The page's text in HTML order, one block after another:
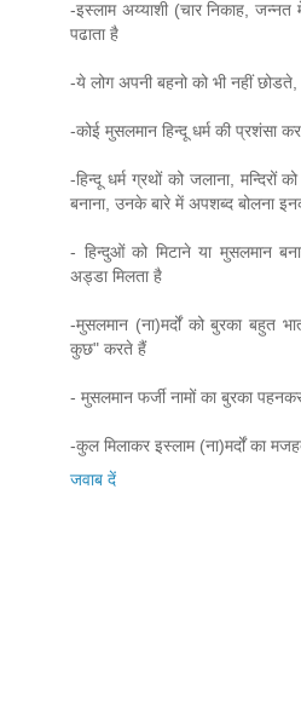
-इस्लाम अय्याशी (चार निकाह,
पढाता है
-ये लोग अपनी बहनो को भी नहीं
-कोई मुसलमान हिन्दू धर्म की प्रशंसा
-हिन्दू धर्म ग्रथों को जलाना,
बनाना, उनके बारे में अपशब्द बोलना
- हिन्दुओं को मिटाने या मुसलमान
अड्डा मिलता है
-मुसलमान (ना)मर्दों को बुरका बहुत
कुछ" करते हैं
- मुसलमान फर्जी नामों का बुरका
-कुल मिलाकर इस्लाम (ना)मर्दों का
जवाब दें